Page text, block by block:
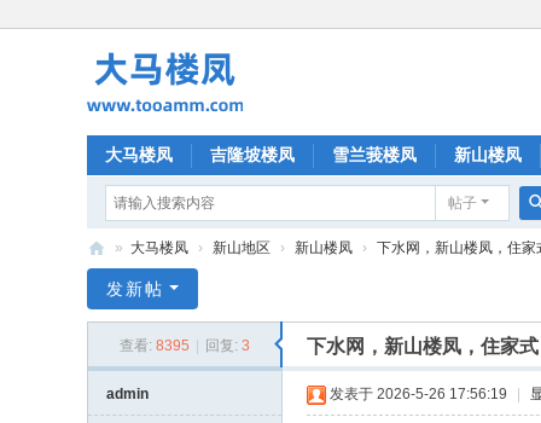
大马楼凤 吉隆坡楼凤 雪兰莪楼凤 新山楼凤
帖子
马
» 大马楼凤 › 新山地区 › 新山楼凤 › 下水网，新山楼凤，住家
发新帖
查看: 8395 回复: 3 下水网，新山楼凤，住家
admin 发表于 2026-5-26 17:56:19